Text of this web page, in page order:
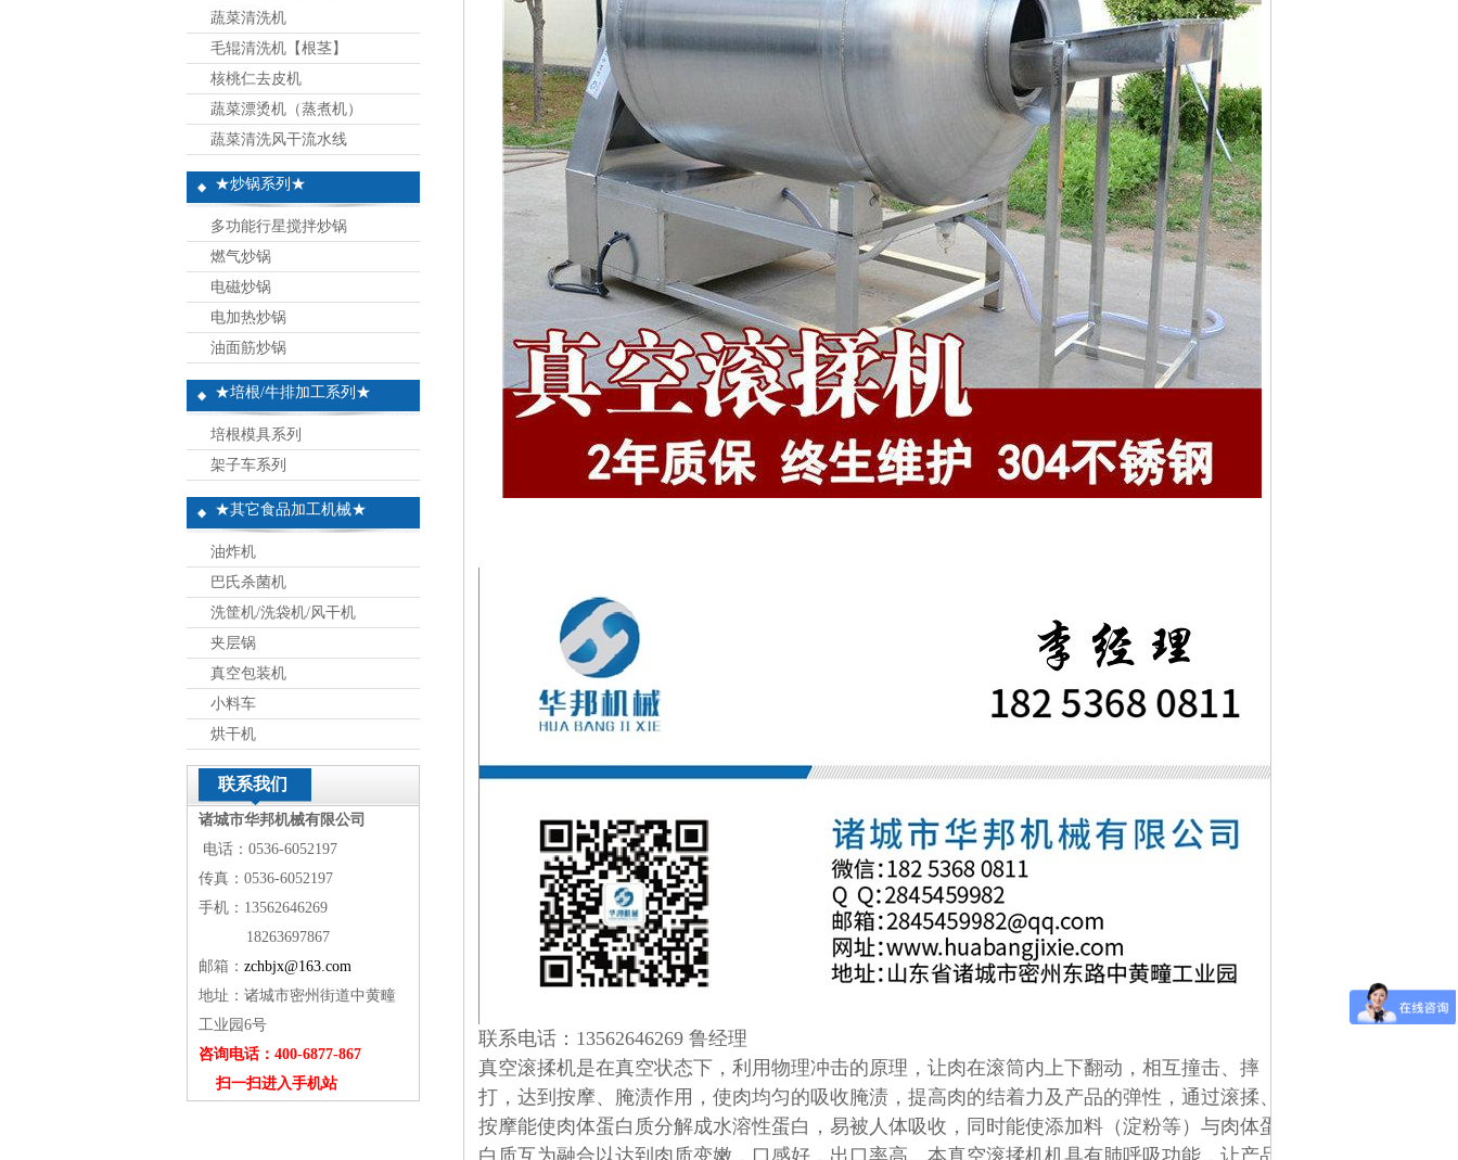
蔬菜清洗机
毛辊清洗机【根茎】
核桃仁去皮机
蔬菜漂烫机（蒸煮机）
蔬菜清洗风干流水线
★炒锅系列★
多功能行星搅拌炒锅
燃气炒锅
电磁炒锅
电加热炒锅
油面筋炒锅
★培根/牛排加工系列★
培根模具系列
架子车系列
★其它食品加工机械★
油炸机
巴氏杀菌机
洗筐机/洗袋机/风干机
夹层锅
真空包装机
小料车
烘干机
联系我们
诸城市华邦机械有限公司
电话：0536-6052197
传真：0536-6052197
手机：13562646269
18263697867
邮箱： zchbjx@163.com
地址：诸城市密州街道中黄疃
工业园6号
咨询电话：400-6877-867
扫一扫进入手机站
联系电话：13562646269 鲁经理
真空滚揉机是在真空状态下，利用物理冲击的原理，让肉在滚筒内上下翻动，相互撞击、摔
打，达到按摩、腌渍作用，使肉均匀的吸收腌渍，提高肉的结着力及产品的弹性，通过滚揉、
按摩能使肉体蛋白质分解成水溶性蛋白，易被人体吸收，同时能使添加料（淀粉等）与肉体蛋
白质互为融合以达到肉质变嫩，口感好，出口率高。本真空滚揉机机具有肺呼吸功能，让产品